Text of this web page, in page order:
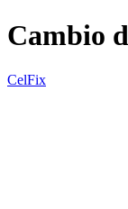
Cambio
CelFix